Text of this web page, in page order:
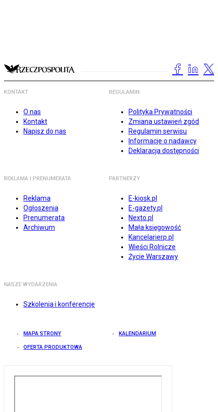
KONTAKT
O nas
Kontakt
Napisz do nas
REGULAMIN
Polityka Prywatności
Zmiana ustawień zgód
Regulamin serwisu
Informacje o nadawcy
Deklaracja dostępności
REKLAMA I PRENUMERATA
Reklama
Ogłoszenia
Prenumerata
Archiwum
PARTNERZY
E-kiosk.pl
E-gazety.pl
Nexto.pl
Mała księgowość
Kancelarierp.pl
Wieści Rolnicze
Życie Warszawy
NASZE WYDARZENIA
Szkolenia i konferencje
MAPA STRONY KALENDARIUM
OFERTA PRODUKTOWA